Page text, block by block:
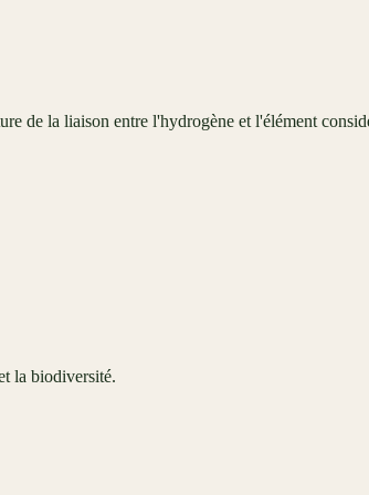
de la liaison entre l'hydrogène et l'élément
la biodiversité.